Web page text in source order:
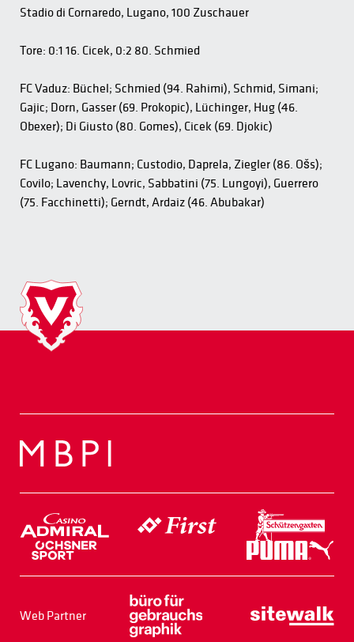
Stadio di Cornaredo, Lugano, 100 Zuschauer
Tore: 0:1 16. Cicek, 0:2 80. Schmied
FC Vaduz: Büchel; Schmied (94. Rahimi), Schmid, Simani;
Gajic; Dorn, Gasser (69. Prokopic), Lüchinger, Hug (46.
Obexer); Di Giusto (80. Gomes), Cicek (69. Djokic)
FC Lugano: Baumann; Custodio, Daprela, Ziegler (86. Ošs);
Covilo; Lavenchy, Lovric, Sabbatini (75. Lungoyi), Guerrero
(75. Facchinetti); Gerndt, Ardaiz (46. Abubakar)
Web Partner